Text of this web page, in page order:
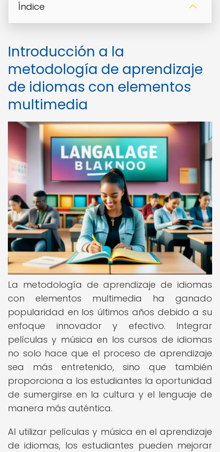
Índice
Introducción a la
metodología de aprendizaje
de idiomas con elementos
multimedia
La metodología de aprendizaje de idiomas
con elementos multimedia ha ganado
popularidad en los últimos años debido a su
enfoque innovador y efectivo. Integrar
películas y música en los cursos de idiomas
no solo hace que el proceso de aprendizaje
sea más entretenido, sino que también
proporciona a los estudiantes la oportunidad
de sumergirse en la cultura y el lenguaje de
manera más auténtica.
Al utilizar películas y música en el aprendizaje
de idiomas, los estudiantes pueden mejorar